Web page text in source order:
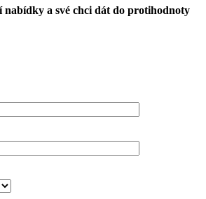
nabídky a své chci dát do protihodnoty